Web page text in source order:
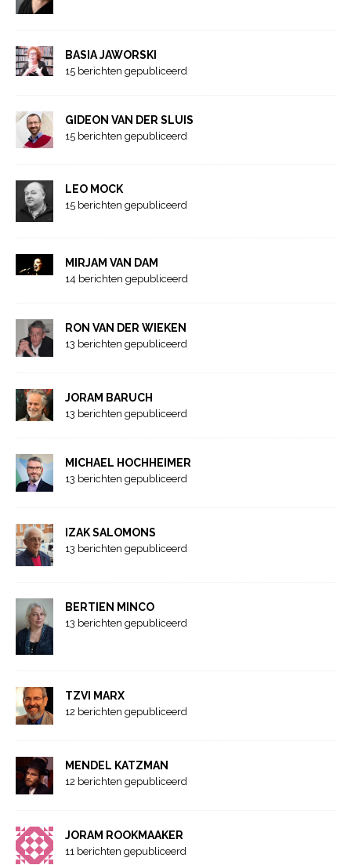
BASIA JAWORSKI
15 berichten gepubliceerd
GIDEON VAN DER SLUIS
15 berichten gepubliceerd
LEO MOCK
15 berichten gepubliceerd
MIRJAM VAN DAM
14 berichten gepubliceerd
RON VAN DER WIEKEN
13 berichten gepubliceerd
JORAM BARUCH
13 berichten gepubliceerd
MICHAEL HOCHHEIMER
13 berichten gepubliceerd
IZAK SALOMONS
13 berichten gepubliceerd
BERTIEN MINCO
13 berichten gepubliceerd
TZVI MARX
12 berichten gepubliceerd
MENDEL KATZMAN
12 berichten gepubliceerd
JORAM ROOKMAAKER
11 berichten gepubliceerd